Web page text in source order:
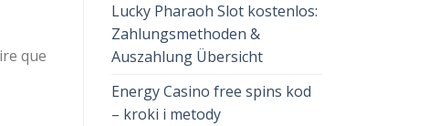
que
Lucky Pharaoh Slot kostenlos:
Zahlungsmethoden &
Auszahlung Übersicht
Energy Casino free spins kod
– kroki i metody